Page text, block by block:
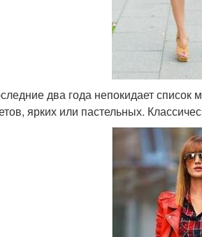
два года непокидает список
ярких или пастельных.